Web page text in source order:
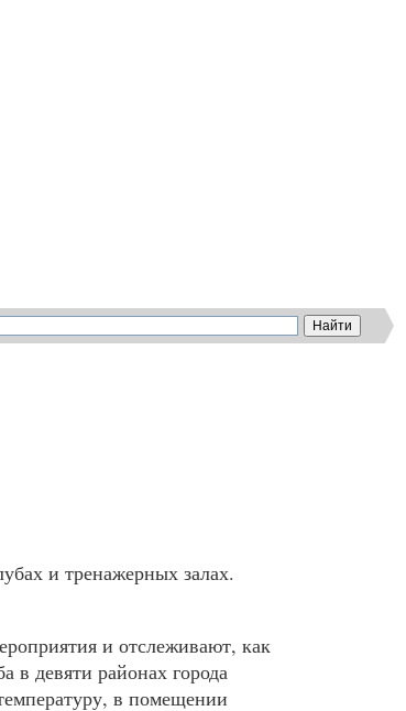
и тренажерных залах.
и отслеживают, как
в девяти районах города
в помещении